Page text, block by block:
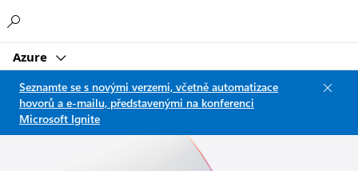
Azure
Seznamte se s novými verzemi, včetně automatizace
hovorů a e-mailu, představenými na konferenci
Microsoft Ignite